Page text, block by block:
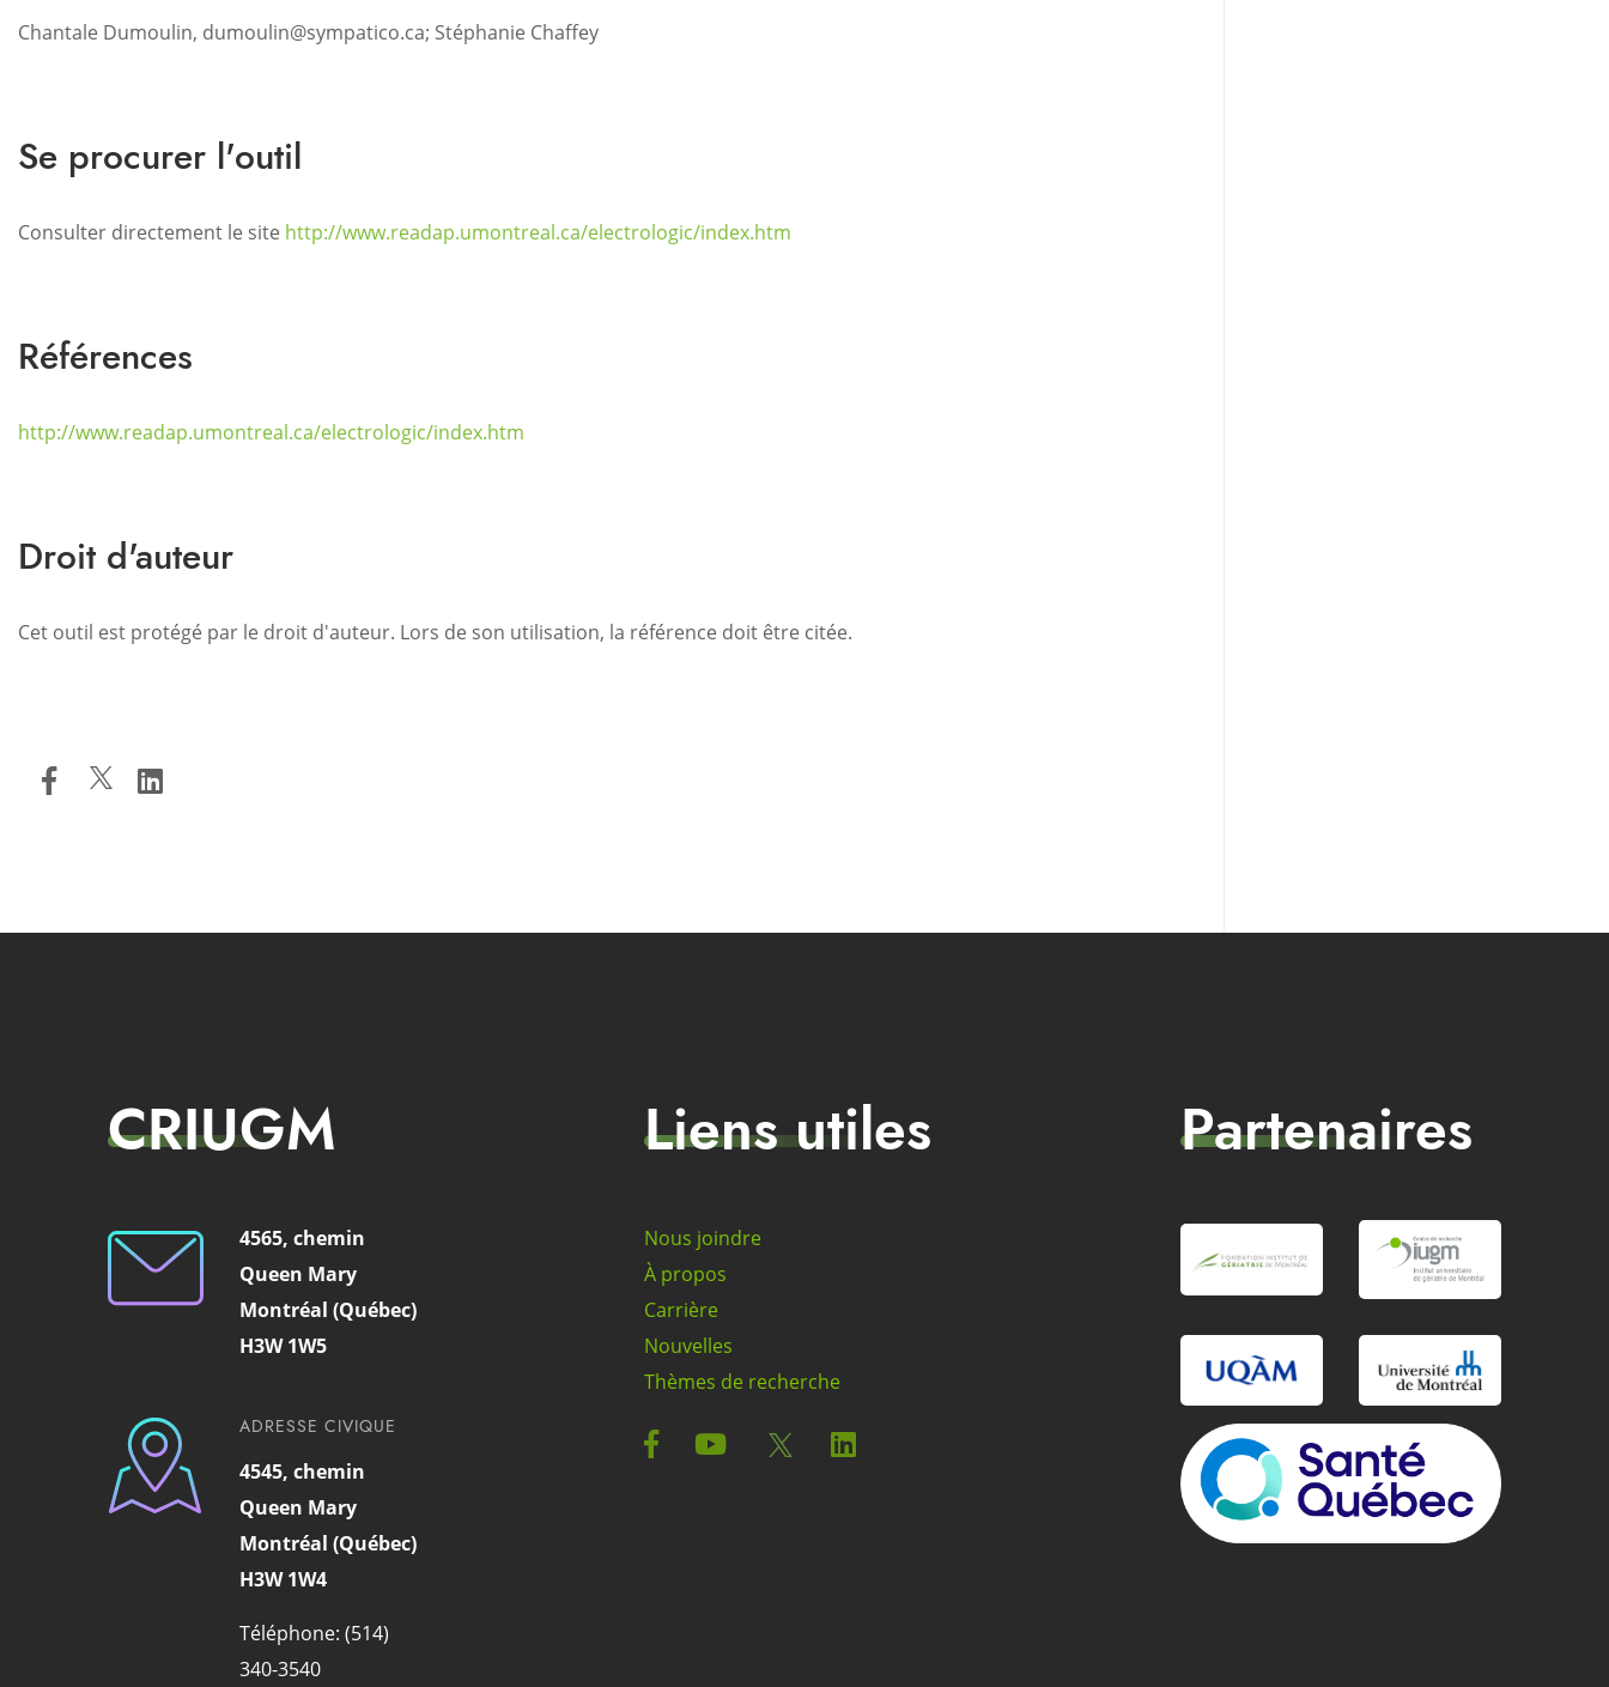
Chantale Dumoulin, dumoulin@sympatico.ca; Stéphanie Chaffey
Se procurer l'outil
Consulter directement le site http://www.readap.umontreal.ca/electrologic/index.htm
Références
http://www.readap.umontreal.ca/electrologic/index.htm
Droit d'auteur
Cet outil est protégé par le droit d'auteur. Lors de son utilisation, la référence doit être citée.
CRIUGM
4565, chemin
Queen Mary
Montréal (Québec)
H3W 1W5
ADRESSE CIVIQUE
4545, chemin
Queen Mary
Montréal (Québec)
H3W 1W4
Téléphone: (514)
340-3540
Liens utiles
Nous joindre
À propos
Carrière
Nouvelles
Thèmes de recherche
Partenaires